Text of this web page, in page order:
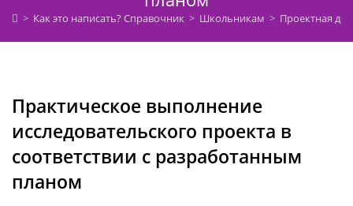
> Как это написать? Справочник > Школьникам > Проектная
Практическое выполнение
исследовательского проекта в
соответствии с разработанным
планом